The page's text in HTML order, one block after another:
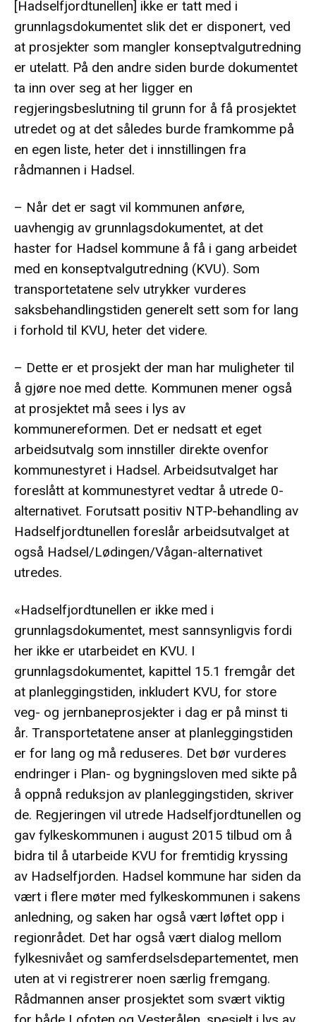
[Hadselfjordtunellen] ikke er tatt med i
grunnlagsdokumentet slik det er disponert, ved
at prosjekter som mangler konseptvalgutredning
er utelatt. På den andre siden burde dokumentet
ta inn over seg at her ligger en
regjeringsbeslutning til grunn for å få prosjektet
utredet og at det således burde framkomme på
en egen liste, heter det i innstillingen fra
rådmannen i Hadsel.
– Når det er sagt vil kommunen anføre,
uavhengig av grunnlagsdokumentet, at det
haster for Hadsel kommune å få i gang arbeidet
med en konseptvalgutredning (KVU). Som
transportetatene selv utrykker vurderes
saksbehandlingstiden generelt sett som for lang
i forhold til KVU, heter det videre.
– Dette er et prosjekt der man har muligheter til
å gjøre noe med dette. Kommunen mener også
at prosjektet må sees i lys av
kommunereformen. Det er nedsatt et eget
arbeidsutvalg som innstiller direkte ovenfor
kommunestyret i Hadsel. Arbeidsutvalget har
foreslått at kommunestyret vedtar å utrede 0-
alternativet. Forutsatt positiv NTP-behandling av
Hadselfjordtunellen foreslår arbeidsutvalget at
også Hadsel/Lødingen/Vågan-alternativet
utredes.
«Hadselfjordtunellen er ikke med i
grunnlagsdokumentet, mest sannsynligvis fordi
her ikke er utarbeidet en KVU. I
grunnlagsdokumentet, kapittel 15.1 fremgår det
at planleggingstiden, inkludert KVU, for store
veg- og jernbaneprosjekter i dag er på minst ti
år. Transportetatene anser at planleggingstiden
er for lang og må reduseres. Det bør vurderes
endringer i Plan- og bygningsloven med sikte på
å oppnå reduksjon av planleggingstiden, skriver
de. Regjeringen vil utrede Hadselfjordtunellen og
gav fylkeskommunen i august 2015 tilbud om å
bidra til å utarbeide KVU for fremtidig kryssing
av Hadselfjorden. Hadsel kommune har siden da
vært i flere møter med fylkeskommunen i sakens
anledning, og saken har også vært løftet opp i
regionrådet. Det har også vært dialog mellom
fylkesnivået og samferdselsdepartementet, men
uten at vi registrerer noen særlig fremgang.
Rådmannen anser prosjektet som svært viktig